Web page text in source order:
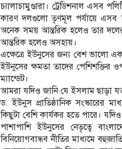
চ্যালাচামুণ্ডারা। ট্রেডিশনাল এসব
কারণ দলগুলো তৃণমূল পর্যায়ে এসব
অনেক সময় আন্তরিক হলেও তার
আন্তরিক হলেও অসহায়।
এক্ষেত্রে ইউনুসের জন্য বেশ ভালো
ইউনুসের ক্ষমতা তাদের পেশিশক্তির
ম্যান্ডেট।
আমরা যদিও জানি যে ইসলাম ছাড়া
ড. ইউনুস প্রাতিষ্ঠানিক সংস্কারের
কিছুটা বেশি কার্যকর হতে পারে।
পাশাপাশি ইউনুসের নেতৃত্বে
বিনিয়োগবান্ধব নীতির মাধ্যমে